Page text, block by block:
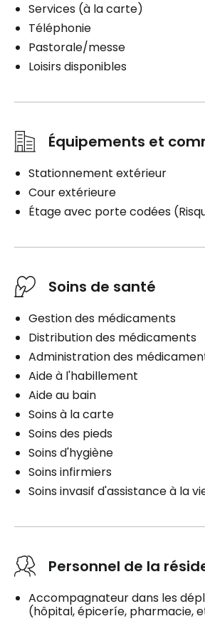
Services (à la carte)
Téléphonie
Pastorale/messe
Loisirs disponibles
Équipements et
Stationnement extérieur
Cour extérieure
Étage avec porte codées
Soins de santé
Gestion des médicaments
Distribution des médicaments
Administration des
Aide à l'habillement
Aide au bain
Soins à la carte
Soins des pieds
Soins d'hygiène
Soins infirmiers
Soins invasif d'assistance à la
Personnel de la
Accompagnateur dans les
(hôpital, épiceríe, pharmacie,